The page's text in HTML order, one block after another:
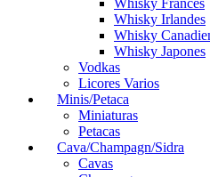
Whisky Francés
Whisky Irlandes
Whisky
Whisky Japones
Vodkas
Licores Varios
Minis/Petaca
Miniaturas
Petacas
Cava/Champagn/Sidra
Cavas